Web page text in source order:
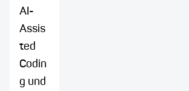
AI-
Assis
ted
Codin
g und